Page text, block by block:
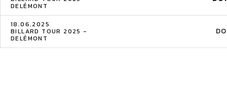
DELÉMONT
18.06.2025
BILLARD TOUR 2025 -
DELÉMONT